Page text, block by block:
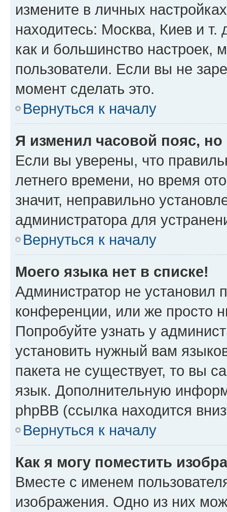
измените в личных
находитесь: Москва, Киев и т.
как и большинство настроек,
пользователи. Если вы не
момент сделать это.
Вернуться к началу
Я изменил часовой пояс,
Если вы уверены, что
летнего времени, но время
значит, неправильно
администратора для
Вернуться к началу
Моего языка нет в списке!
Администратор не установил
конференции, или же просто
Попробуйте узнать у
установить нужный вам
пакета не существует, то вы
язык. Дополнительную
phpBB (ссылка находится
Вернуться к началу
Как я могу поместить
Вместе с именем
изображения. Одно из них